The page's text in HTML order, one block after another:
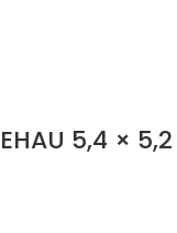
5,4 × 5,2